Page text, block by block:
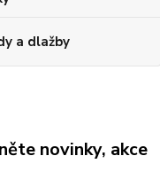
a dlažby
novinky, akce